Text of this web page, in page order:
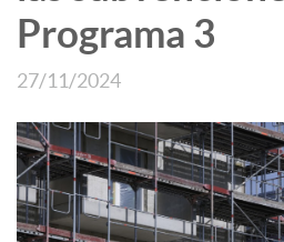
Programa 3
27/11/2024